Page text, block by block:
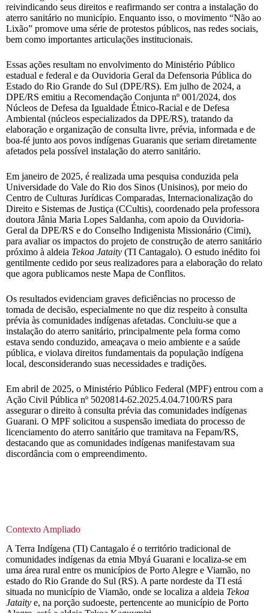
reivindicando seus direitos e reafirmando ser contra a instalação do
aterro sanitário no município. Enquanto isso, o movimento “Não ao
Lixão” promove uma série de protestos públicos, nas redes sociais,
bem como importantes articulações institucionais.
Essas ações resultam no envolvimento do Ministério Público
estadual e federal e da Ouvidoria Geral da Defensoria Pública do
Estado do Rio Grande do Sul (DPE/RS). Em julho de 2024, a
DPE/RS emitiu a Recomendação Conjunta nº 001/2024, dos
Núcleos de Defesa da Igualdade Étnico-Racial e de Defesa
Ambiental (núcleos especializados da DPE/RS), tratando da
elaboração e organização de consulta livre, prévia, informada e de
boa-fé junto aos povos indígenas Guaranis que seriam diretamente
afetados pela possível instalação do aterro sanitário.
Em janeiro de 2025, é realizada uma pesquisa conduzida pela
Universidade do Vale do Rio dos Sinos (Unisinos), por meio do
Centro de Culturas Jurídicas Comparadas, Internacionalização do
Direito e Sistemas de Justiça (CCultis), coordenado pela professora
doutora Jânia Maria Lopes Saldanha, com apoio da Ouvidoria-
Geral da DPE/RS e do Conselho Indigenista Missionário (Cimi),
para avaliar os impactos do projeto de construção de aterro sanitário
próximo à aldeia Tekoa Jataity (TI Cantagalo). O estudo inédito foi
gentilmente cedido por seus realizadores para a elaboração do relato
que agora publicamos neste Mapa de Conflitos.
Os resultados evidenciam graves deficiências no processo de
tomada de decisão, especialmente no que diz respeito à consulta
prévia às comunidades indígenas afetadas. Concluiu-se que a
instalação do aterro sanitário, principalmente pela forma como
estava sendo conduzido, ameaçava o meio ambiente e a saúde
pública, e violava direitos fundamentais da população indígena
local, desconsiderando suas necessidades e tradições.
Em abril de 2025, o Ministério Público Federal (MPF) entrou com a
Ação Civil Pública nº 5020814-62.2025.4.04.7100/RS para
assegurar o direito à consulta prévia das comunidades indígenas
Guarani. O MPF solicitou a suspensão imediata do processo de
licenciamento do aterro sanitário que tramitava na Fepam/RS,
destacando que as comunidades indígenas manifestavam sua
discordância com o empreendimento.
Contexto Ampliado
A Terra Indígena (TI) Cantagalo é o território tradicional de
comunidades indígenas da etnia Mbyá Guarani e localiza-se em
uma área rural entre os municípios de Porto Alegre e Viamão, no
estado do Rio Grande do Sul (RS). A parte nordeste da TI está
situada no município de Viamão, onde se localiza a aldeia Tekoa
Jataity e, na porção sudoeste, pertencente ao município de Porto